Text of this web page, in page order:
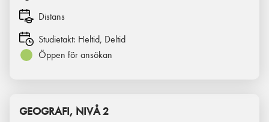
Distans
Studietakt: Heltid, Deltid
Öppen för ansökan
GEOGRAFI, NIVÅ 2